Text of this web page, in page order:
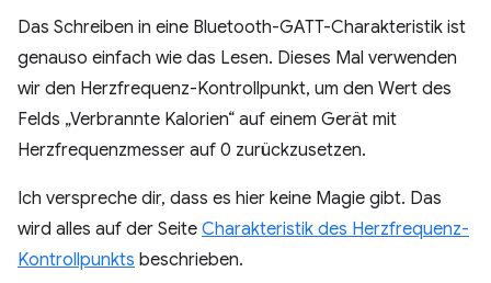
Das Schreiben in eine Bluetooth-GATT-Charakteristik ist
genauso einfach wie das Lesen. Dieses Mal verwenden
wir den Herzfrequenz-Kontrollpunkt, um den Wert des
Felds „Verbrannte Kalorien“ auf einem Gerät mit
Herzfrequenzmesser auf 0 zurückzusetzen.
Ich verspreche dir, dass es hier keine Magie gibt. Das
wird alles auf der Seite Charakteristik des Herzfrequenz-
Kontrollpunkts beschrieben.